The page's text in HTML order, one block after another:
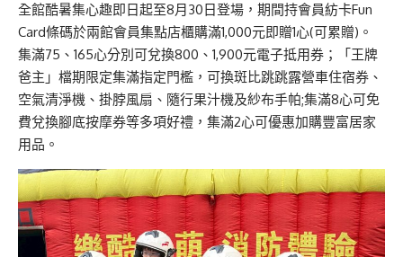
全館酷暑集心趣即日起至8月30日登場，期間持會員紡卡Fun
Card條碼於兩館會員集點店櫃購滿1,000元即贈1心(可累贈)。
集滿75、165心分別可兌換800、1,900元電子抵用券；「王牌
爸主」檔期限定集滿指定門檻，可換斑比跳跳露營車住宿券、
空氣清淨機、掛脖風扇、隨行果汁機及紗布手帕;集滿8心可免
費兌換腳底按摩券等多項好禮，集滿2心可優惠加購豐富居家
用品。